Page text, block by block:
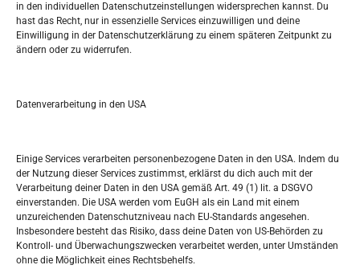
in den individuellen Datenschutzeinstellungen widersprechen kannst. Du
hast das Recht, nur in essenzielle Services einzuwilligen und deine
Einwilligung in der Datenschutzerklärung zu einem späteren Zeitpunkt zu
ändern oder zu widerrufen.
Datenverarbeitung in den USA
Einige Services verarbeiten personenbezogene Daten in den USA. Indem du
der Nutzung dieser Services zustimmst, erklärst du dich auch mit der
Verarbeitung deiner Daten in den USA gemäß Art. 49 (1) lit. a DSGVO
einverstanden. Die USA werden vom EuGH als ein Land mit einem
unzureichenden Datenschutzniveau nach EU-Standards angesehen.
Insbesondere besteht das Risiko, dass deine Daten von US-Behörden zu
Kontroll- und Überwachungszwecken verarbeitet werden, unter Umständen
ohne die Möglichkeit eines Rechtsbehelfs.
S
e
a
h
M D M D F S S
1
3 4 5 6 7 8
10 11 12 13 14 15 16